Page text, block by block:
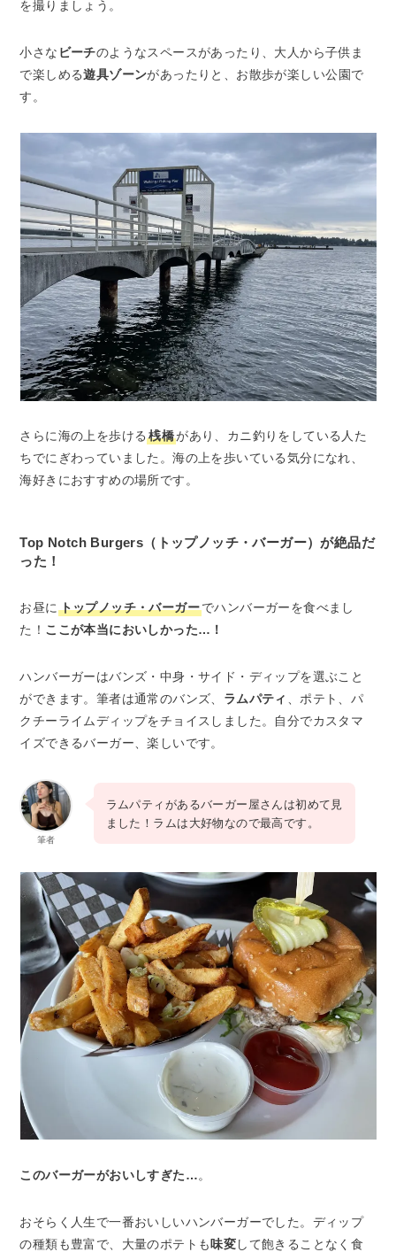
を撮りましょう。
小さな ビーチのようなスペースがあったり、大人から子供ま
で楽しめる遊具ゾーンがあったりと、お散歩が楽しい公園で
す。
さらに海の上を歩ける桟橋があり、カニ釣りをしている人た
ちでにぎわっていました。海の上を歩いている気分になれ、
海好きにおすすめの場所です。
Top Notch Burgers（トップノッチ・バーガー）が絶品だ
った！
お昼に トップノッチ・バーガーでハンバーガーを食べまし
た！ ここが本当においしかった…！
ハンバーガーはバンズ・中身・サイド・ディップを選ぶこと
ができます。筆者は通常のバンズ、 ラムパティ 、ポテト、パ
クチーライムディップをチョイスしました。自分でカスタマ
イズできるバーガー、楽しいです。
筆者
ラムパティがあるバーガー屋さんは初めて見
ました！ラムは大好物なので最高です。
このバーガーがおいしすぎた…。
おそらく人生で一番おいしいハンバーガーでした。ディップ
の種類も豊富で、大量のポテトも 味変して飽きることなく食